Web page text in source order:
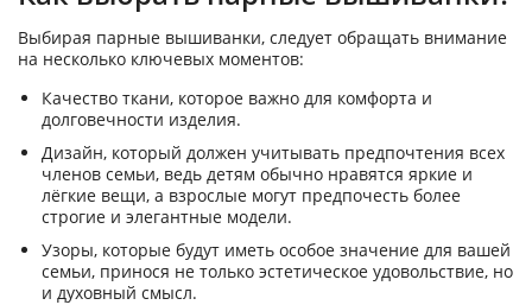
Выбирая парные вышиванки, следует обращать внимание
на несколько ключевых моментов:
Качество ткани, которое важно для комфорта и
долговечности изделия.
Дизайн, который должен учитывать предпочтения всех
членов семьи, ведь детям обычно нравятся яркие и
лёгкие вещи, а взрослые могут предпочесть более
строгие и элегантные модели.
Узоры, которые будут иметь особое значение для вашей
семьи, принося не только эстетическое удовольствие, но
и духовный смысл.